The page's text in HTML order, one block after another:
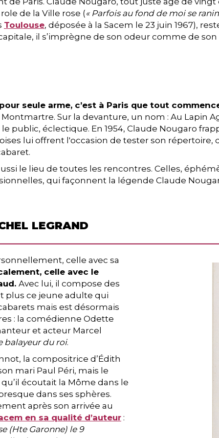
de la Ville rose (« Parfois au fond de moi se
Toulouse, déposée à la Sacem le 23 juin 1967),
il s’imprègne de son odeur comme de
seule arme, c’est à Paris que tout
Sur la devanture, un nom : Au Lapin
public, éclectique. En 1954, Claude Nougaro
lui offrent l'occasion de tester son
le lieu de toutes les rencontres. Celles,
qui façonnent la légende Claude
LEGRAND
celle avec sa
celle avec le
Avec lui, il compose des
plus ce jeune adulte qui
mais est désormais
: la comédienne Odette
et acteur Marcel
balayeur du roi.
la compositrice d’Édith
mari Paul Péri, mais le
écoutait la Môme dans le
dans ses sphères.
après son arrivée au
en sa qualité d’auteur :
(Hte Garonne) le 9